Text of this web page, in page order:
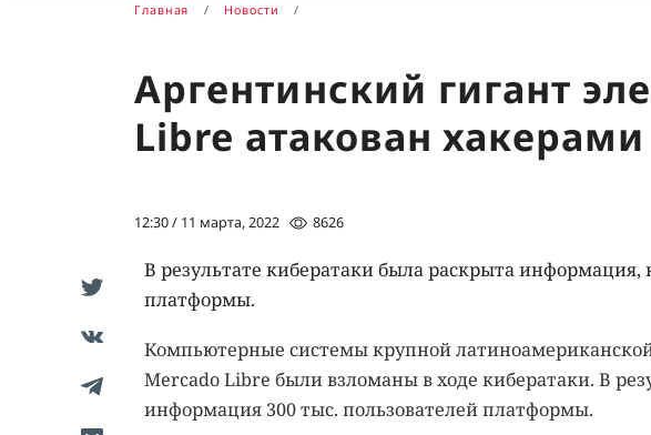
Главная Новости
Аргентинский гигант
Libre атакован хакерами
12:30 / 11 марта, 2022 8626
В результате кибератаки была раскрыта информация,
платформы.
Компьютерные системы крупной
Mercado Libre были взломаны в ходе кибератаки. В
информация 300 тыс. пользователей платформы.